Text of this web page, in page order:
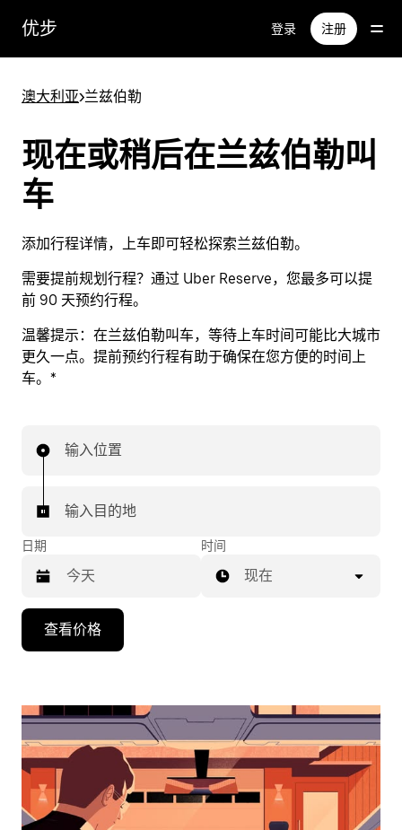
优步 登录 注册
澳大利亚>兰兹伯勒
现在或稍后在兰兹伯勒叫
车
添加行程详情，上车即可轻松探索兰兹伯勒。
需要提前规划行程？通过 Uber Reserve，您最多可以提
前 90 天预约行程。
温馨提示： 在兰兹伯勒叫车，等待上车时间可能比大城市
更久一点。提前预约行程有助于确保在您方便的时间上
车。*
输入位置
输入目的地
日期
向
头
浏
日
时间
现在
查看价格